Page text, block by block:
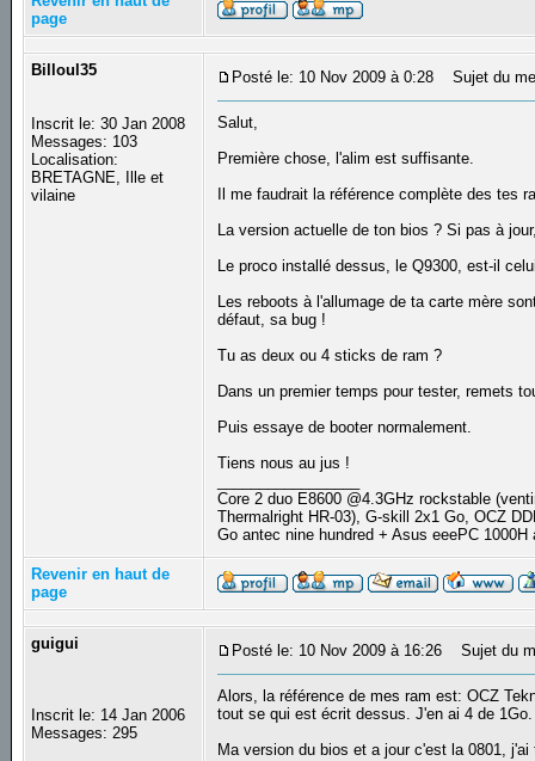
page
Billoul35
Inscrit le: 30 Jan 2008
Messages: 103
Localisation:
BRETAGNE, Ille et
vilaine
Posté le: 10 Nov 2009 à 0:28 Sujet du
Salut,
Première chose, l'alim est suffisante.
Il me faudrait la référence complète des tes
La version actuelle de ton bios ? Si pas à
Le proco installé dessus, le Q9300, est-il
Les reboots à l'allumage de ta carte mère
défaut, sa bug !
Tu as deux ou 4 sticks de ram ?
Dans un premier temps pour tester, remets
Puis essaye de booter normalement.
Tiens nous au jus !
Core 2 duo E8600 @4.3GHz rockstable
Thermalright HR-03), G-skill 2x1 Go, OCZ
Go antec nine hundred + Asus eeePC
Revenir en haut de
page
guigui
Inscrit le: 14 Jan 2006
Messages: 295
Posté le: 10 Nov 2009 à 16:26 Sujet du
Alors, la référence de mes ram est: OCZ
tout se qui est écrit dessus. J'en ai 4 de 1Go.
Ma version du bios et a jour c'est la 0801,